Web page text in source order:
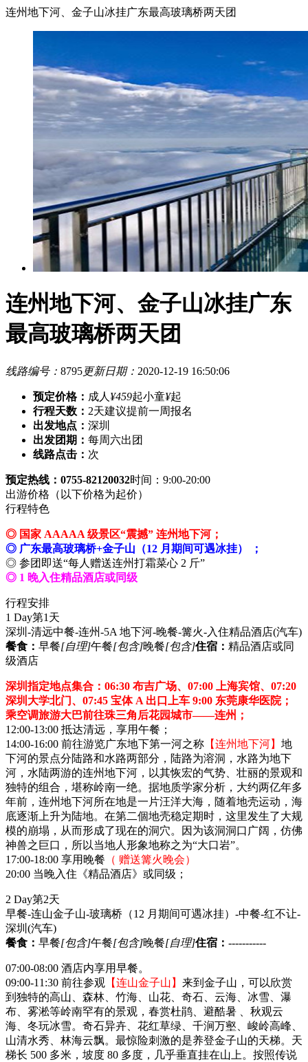
连州地下河、金子山冰挂广东最高玻璃桥两天团
连州地下河、金子山冰挂广东
最高玻璃桥两天团
线路编号： 8795更新日期： 2020-12-19 16:50:06
预定价格： 成人 ¥459起小童¥起
行程天数： 2天建议提前一周报名
出发地点： 深圳
出发团期： 每周六出团
线路点击： 次
预定热线：0755-82120032时间：9:00-20:00
出游价格 （以下价格为起价）
行程特色
◎ 国家 AAAAA 级景区“震撼” 连州地下河；
◎ 广东最高玻璃桥+金子山（12 月期间可遇冰挂） ；
◎ 参团即送“每人赠送连州打霜菜心 2 斤”
◎ 1 晚入住精品酒店或同级
行程安排
1 Day第1天
深圳-清远中餐-连州-5A 地下河-晚餐-篝火-入住精品酒店(汽车)
餐食： 早餐[自理]午餐[包含]晚餐[包含]住宿： 精品酒店或同
级酒店
深圳指定地点集合：06:30 布吉广场、07:00 上海宾馆、07:20
深圳大学北门、07:45 宝体 A 出口上车 9:00 东莞康华医院；
乘空调旅游大巴前往珠三角后花园城市——连州；
12:00-13:00 抵达清远，享用午餐；
14:00-16:00 前往游览广东地下第一河之称 【连州地下河】 地
下河的景点分陆路和水路两部分，陆路为溶洞，水路为地下
河，水陆两游的连州地下河，以其恢宏的气势、壮丽的景观和
独特的组合，堪称岭南一绝。据地质学家分析，大约两亿年多
年前，连州地下河所在地是一片汪洋大海，随着地壳运动，海
底逐渐上升为陆地。在第二個地壳稳定期时，这里发生了大规
模的崩塌，从而形成了现在的洞穴。因为该洞洞口广阔，仿佛
神兽之巨口，所以当地人形象地称之为“大口岩”。
17:00-18:00 享用晚餐 （ 赠送篝火晚会）
20:00 当晚入住《精品酒店》或同级；
2 Day第2天
早餐-连山金子山-玻璃桥（12 月期间可遇冰挂）-中餐-红不让-
深圳 (汽车)
餐食： 早餐[包含]午餐[包含]晚餐[自理]住宿： -----------
07:00-08:00 酒店内享用早餐。
09:00-11:30 前往参观 【连山金子山】 来到金子山，可以欣赏
到独特的高山、森林、竹海、山花、奇石、云海、冰雪、瀑
布、雾淞等岭南罕有的景观，春赏杜鹃、避酷暑 、秋观云
海、冬玩冰雪。奇石异卉、花红草绿、千涧万壑、峻岭高峰、
山清水秀、林海云飘。最惊险刺激的是养登金子山的天梯。天
梯长 500 多米，坡度 80 多度，几乎垂直挂在山上。按照传说